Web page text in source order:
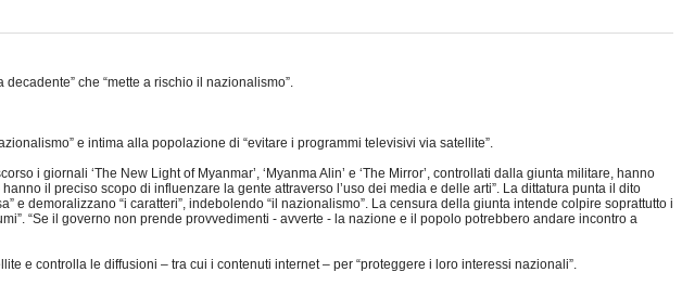
che “mette a rischio il nazionalismo”.
e intima alla popolazione di “evitare i programmi televisivi via satellite”.
i giornali ‘The New Light of Myanmar’, ‘Myanma Alin’ e ‘The Mirror’, controllati dalla giunta militare, hanno
il preciso scopo di influenzare la gente attraverso l’uso dei media e delle arti”. La dittatura punta il dito
e demoralizzano “i caratteri”, indebolendo “il nazionalismo”. La censura della giunta intende colpire soprattutto i
“Se il governo non prende provvedimenti - avverte - la nazione e il popolo potrebbero andare incontro a
e controlla le diffusioni – tra cui i contenuti internet – per “proteggere i loro interessi nazionali”.